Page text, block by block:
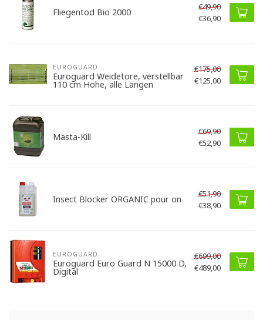
Fliegentod Bio 2000
€49,90
€36,90
EUROGUARD
Euroguard Weidetore, verstellbar
110 cm Höhe, alle Längen
€175,00
€125,00
Masta-Kill
€69,90
€52,90
Insect Blocker ORGANIC pour on
€51,90
€38,90
EUROGUARD
Euroguard Euro Guard N 15000 D,
Digital
€699,00
€489,00